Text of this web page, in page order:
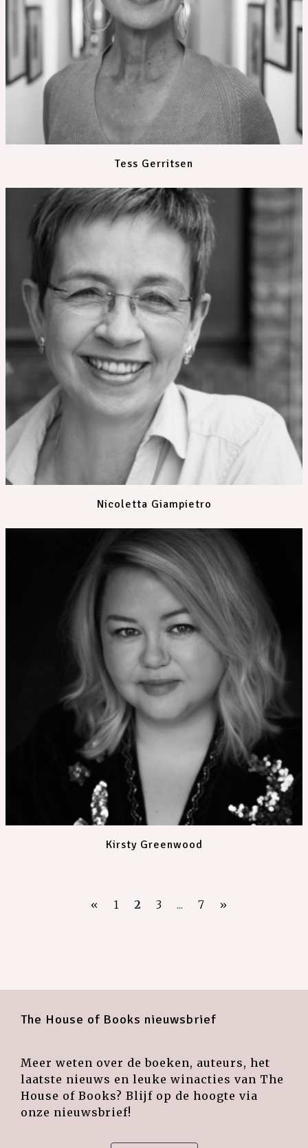
Tess Gerritsen
Nicoletta Giampietro
Kirsty Greenwood
« 1 2 3 ... 7 »
The House of Books nieuwsbrief
Meer weten over de boeken, auteurs, het
laatste nieuws en leuke winacties van The
House of Books? Blijf op de hoogte via
onze nieuwsbrief!